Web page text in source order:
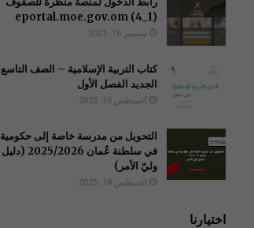
(1_4) ‏eportal.moe.gov.om
سبتمبر 16, 2021
كتاب التربية الإسلامية – الصف التاسع
الجديد الفصل الأول
أغسطس 16, 2025
التحويل من مدرسة خاصة إلى حكومية
في سلطنة عُمان 2025/2026 (دليل
وليّ الأمر)
أغسطس 18, 2025
اختيارنا